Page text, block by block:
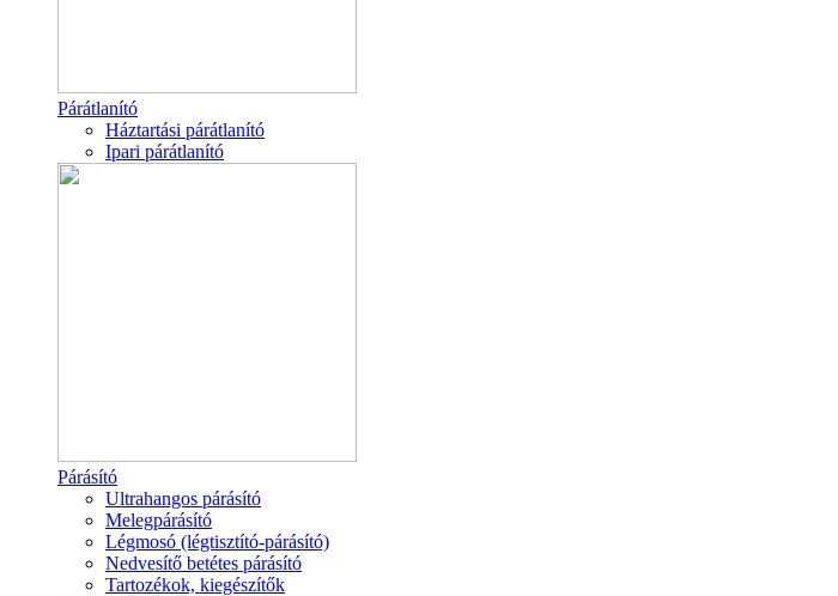
Párátlanító
Háztartási párátlanító
Ipari párátlanító
Párásító
Ultrahangos párásító
Melegpárásító
Légmosó (légtisztító-párásító)
Nedvesítő betétes párásító
Tartozékok, kiegészítők